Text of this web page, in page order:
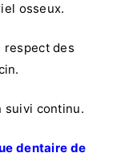
osseux.
respect des
suivi continu.
dentaire de